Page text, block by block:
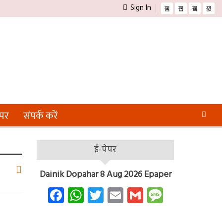
Sign In
संपर्क करें
ई-पेपर
Dainik Dopahar 8 Aug 2026 Epaper
Facebook
WhatsApp
Twitter
Email
GmailMessage